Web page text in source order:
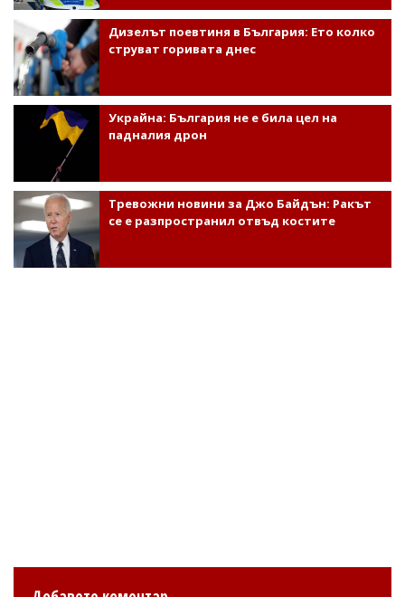
Дизелът поевтиня в България: Ето колко
струват горивата днес
Украйна: България не е била цел на
падналия дрон
Тревожни новини за Джо Байдън: Ракът
се е разпространил отвъд костите